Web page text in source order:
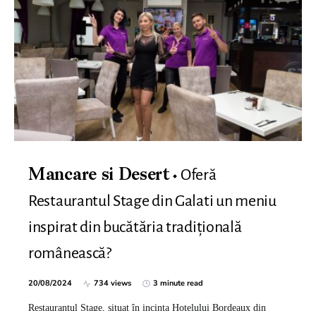
Mancare si Desert
Oferă
Restaurantul Stage din Galati un meniu
inspirat din bucătăria tradițională
românească?
20/08/2024 734 views 3 minute read
Restaurantul Stage, situat în incinta Hotelului Bordeaux din